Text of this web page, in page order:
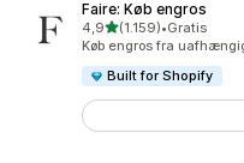
Faire: Køb engros
4,9ud af 5 stjerner
(1.159)
1159 anmeldelser i alt
•Gratis
Køb engros fra
Built for Shopify